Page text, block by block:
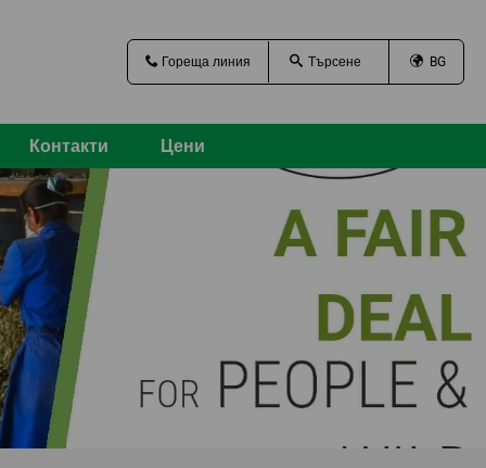
Гореща линия BG
Контакти Цени